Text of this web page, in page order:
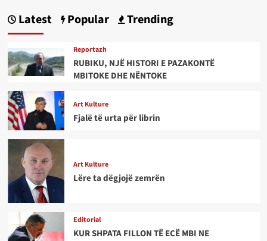
Latest Popular Trending
Reportazh
RUBIKU, NJË HISTORI E PAZAKONTË
MBITOKE DHE NËNTOKE
Art Kulture
Fjalë të urta për librin
Art Kulture
Lëre ta dëgjojë zemrën
Editorial
KUR SHPATA FILLON TË ECË MBI NE